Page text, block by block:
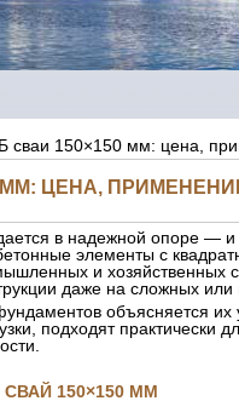
сваи 150×150 мм: цена,
ММ: ЦЕНА,
в надежной опоре — и
элементы с
и хозяйственных
даже на сложных или
объясняется их
подходят практически
150×150 ММ